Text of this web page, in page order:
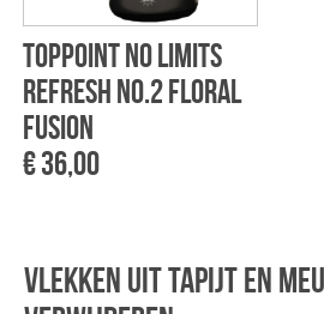
Toppoint No Limits
Refresh No.2 Floral
Fusion
€ 36,00
Vlekken uit tapijt en